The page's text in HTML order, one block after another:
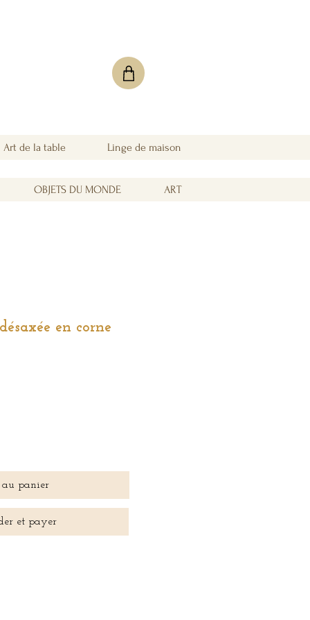
Art de la table Linge de maison
OBJETS DU MONDE ART
en corne
panier
et payer